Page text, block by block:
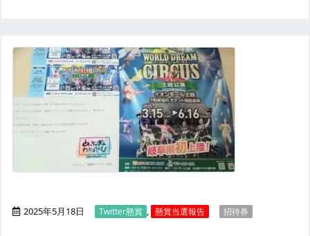
2025年5月18日 Twitter懸賞 , 懸賞当選報告 招待券